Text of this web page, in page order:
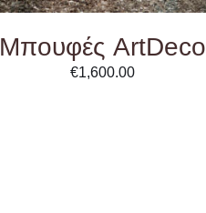
Μπουφές ArtDeco
€1,600.00